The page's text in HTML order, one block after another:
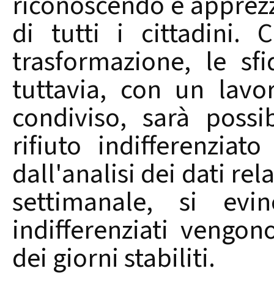
di tutti i cittadini.
trasformazione, le
tuttavia, con un
condiviso, sarà
rifiuto
dall'analisi dei dati
settimanale, si
indifferenziati
dei giorni stabiliti.